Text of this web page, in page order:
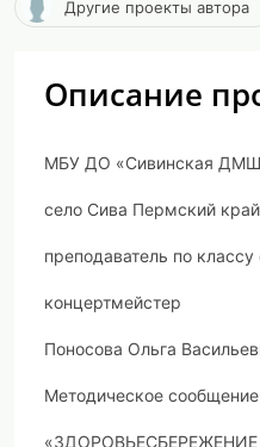
Другие проекты автора
Описание
МБУ ДО «Сивинская
село Сива Пермский край
преподаватель по классу
концертмейстер
Поносова Ольга
Методическое сообщение